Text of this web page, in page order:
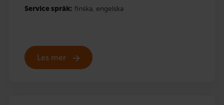
Service språk: finska, engelska
Les mer